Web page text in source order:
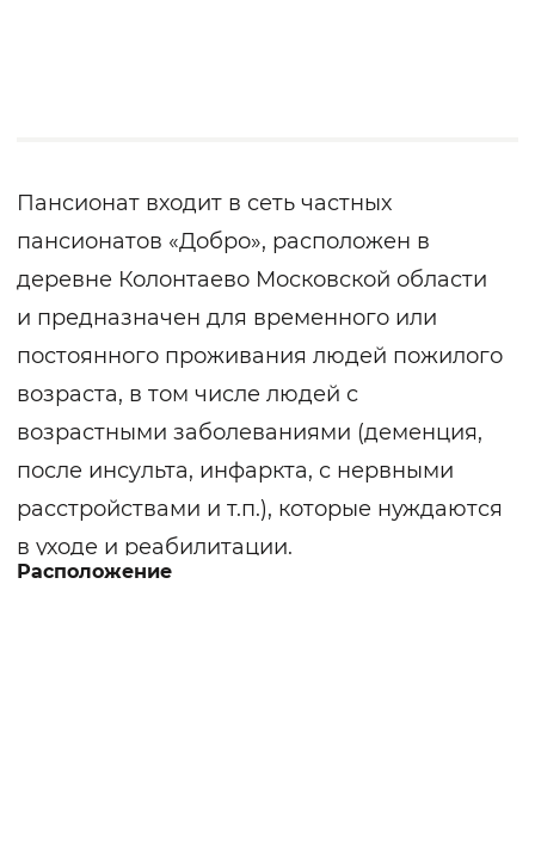
Пансионат входит в сеть частных
пансионатов «Добро», расположен в
деревне Колонтаево Московской области
и предназначен для временного или
постоянного проживания людей пожилого
возраста, в том числе людей с
возрастными заболеваниями (деменция,
после инсульта, инфаркта, с нервными
расстройствами и т.п.), которые нуждаются
в уходе и реабилитации.
Территория огорожена, благоустроена и
Расположение